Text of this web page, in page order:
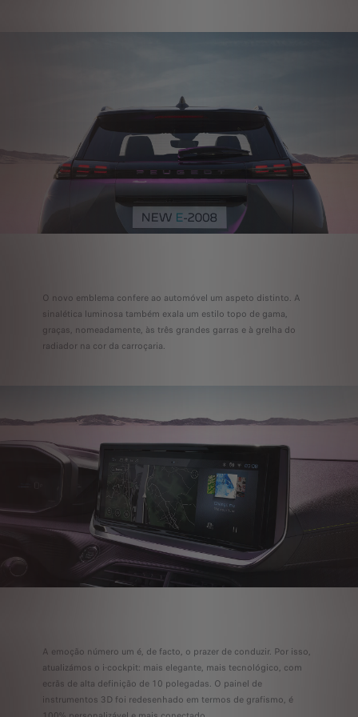
O novo emblema confere ao automóvel um aspeto distinto. A
sinalética luminosa também exala um estilo topo de gama,
graças, nomeadamente, às três grandes garras e à grelha do
radiador na cor da carroçaria.
A emoção número um é, de facto, o prazer de conduzir. Por isso,
atualizámos o i-cockpit: mais elegante, mais tecnológico, com
ecrãs de alta definição de 10 polegadas. O painel de
instrumentos 3D foi redesenhado em termos de grafismo, é